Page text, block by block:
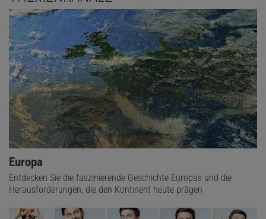
Europa
Entdecken Sie die faszinierende Geschichte Europas und die
Herausforderungen, die den Kontinent heute prägen